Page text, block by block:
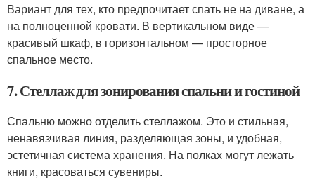
Вариант для тех, кто предпочитает спать не на диване, а
на полноценной кровати. В вертикальном виде —
красивый шкаф, в горизонтальном — просторное
спальное место.
7. Стеллаж для зонирования спальни и гостиной
Спальню можно отделить стеллажом. Это и стильная,
ненавязчивая линия, разделяющая зоны, и удобная,
эстетичная система хранения. На полках могут лежать
книги, красоваться сувениры.